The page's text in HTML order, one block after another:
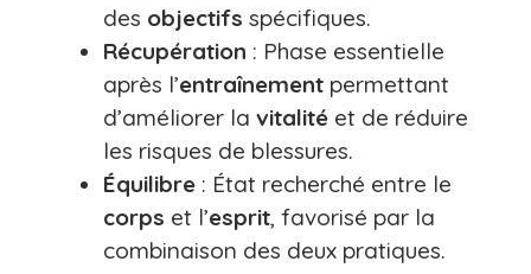
des objectifs spécifiques.
Récupération : Phase essentielle
après l’entraînement permettant
d’améliorer la vitalité et de réduire
les risques de blessures.
Équilibre : État recherché entre le
corps et l’esprit, favorisé par la
combinaison des deux pratiques.